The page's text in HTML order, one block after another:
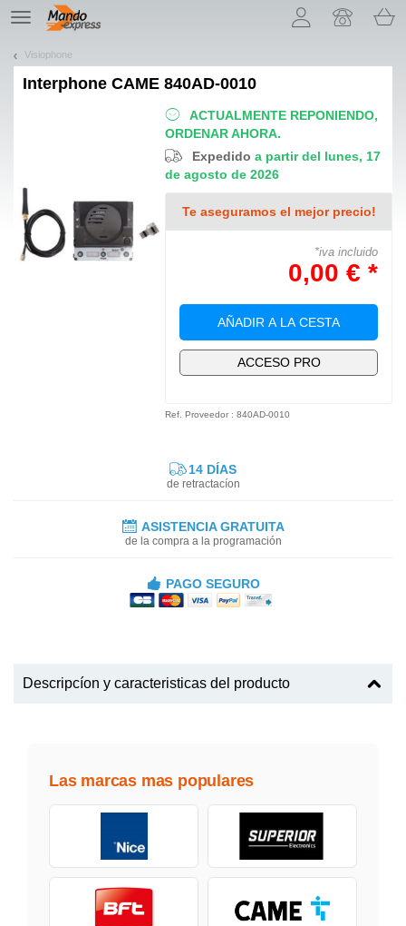
TE
navigation
Visiophone
Interphone CAME 840AD-0010
ACTUALMENTE REPONIENDO,
ORDENAR AHORA.
Expedidoa partir del lunes, 17
de agosto de 2026
Te aseguramos el mejor precio!
*iva incluido
0,00 € *
AÑADIR A LA CESTA
ACCESO PRO
Ref. Proveedor : 840AD-0010
14 DÍAS
de retractacíon
ASISTENCIA GRATUITA
de la compra a la programación
PAGO SEGURO
Descripcíon y caracteristicas del producto
Las marcas mas populares
¡Permítenos presentarte nuestras cookies!